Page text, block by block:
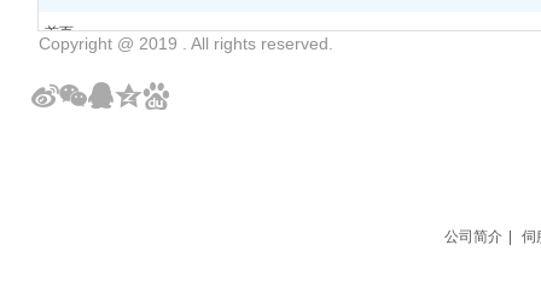
首页
伺服电机维修
Copyright @ 2019 . All rights reserved.
公司简介 伺